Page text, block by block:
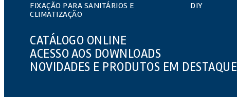
FIXAÇÃO PARA SANITÁRIOS E
CLIMATIZAÇÃO
DIY
CATÁLOGO ONLINE
ACESSO AOS DOWNLOADS
NOVIDADES E PRODUTOS EM DESTAQUE